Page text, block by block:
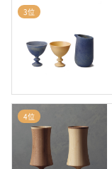
3位
4位